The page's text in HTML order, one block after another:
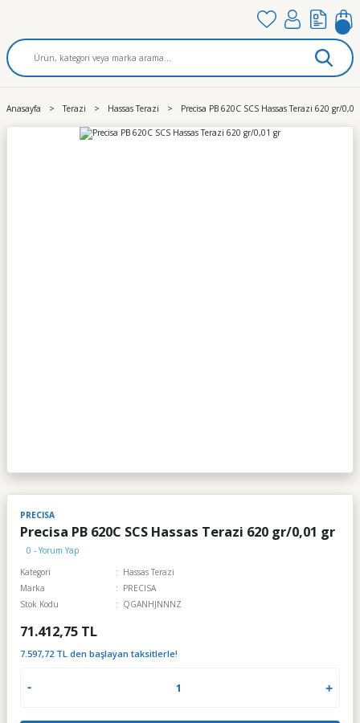
Anasayfa Terazi Hassas Terazi Precisa PB 620C SCS Hassas Terazi 620 gr/
PRECISA
Precisa PB 620C SCS Hassas Terazi 620 gr/0,01 gr
0 - Yorum Yap
Kategori
Hassas Terazi
Marka
PRECISA
Stok Kodu
QGANHJNNNZ
71.412,75 TL
7.597,72 TL den başlayan taksitlerle!